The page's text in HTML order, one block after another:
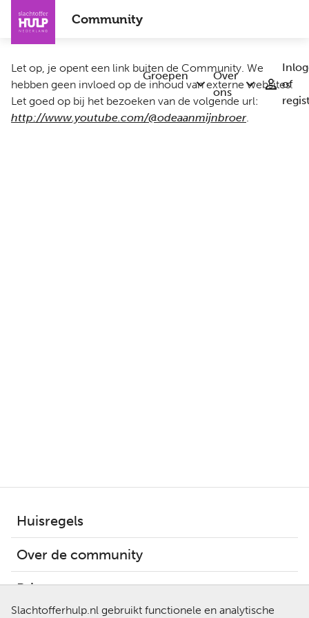
Slachtofferhulp.nl gebruikt functionele en analytische
Overslaan
naar
inhoud
gaan
Community
Groepen
Submenu
Groepen
Over
ons
Submenu
Over
ons
of
Let op, je opent een link buiten de Community. We
hebben geen invloed op de inhoud van externe websites.
Let goed op bij het bezoeken van de volgende url:
http://www.youtube.com/@odeaanmijnbroer.
Huisregels
Over de community
Privacy